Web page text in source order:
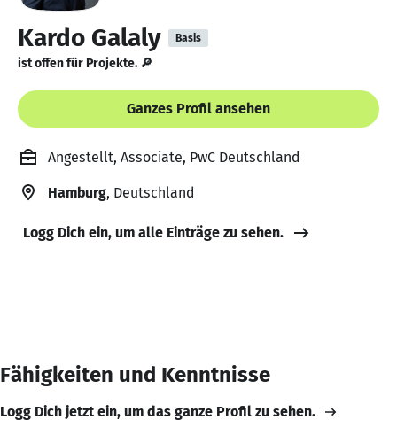
Kardo Galaly Basis
ist offen für Projekte. 🔎
Ganzes Profil ansehen
Angestellt, Associate, PwC Deutschland
Hamburg, Deutschland
Logg Dich ein, um alle Einträge zu sehen.
Fähigkeiten und Kenntnisse
Logg Dich jetzt ein, um das ganze Profil zu sehen.